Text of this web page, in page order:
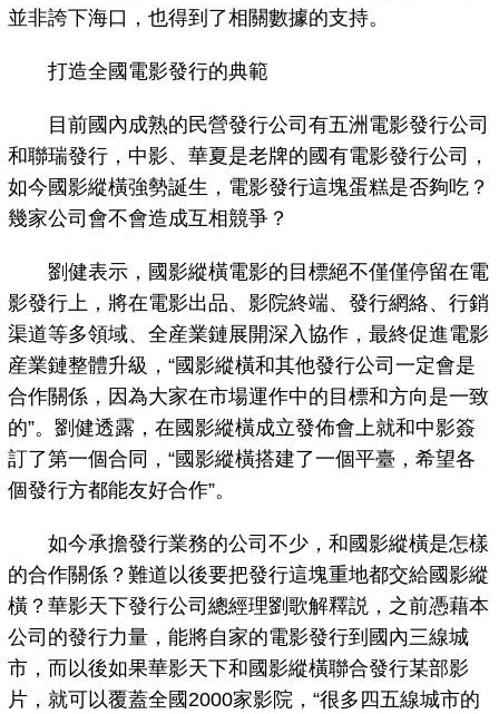
並非誇下海口，也得到了相關數據的支持。
打造全國電影發行的典範
目前國內成熟的民營發行公司有五洲電影發行公司
和聯瑞發行，中影、華夏是老牌的國有電影發行公司，
如今國影縱橫強勢誕生，電影發行這塊蛋糕是否夠吃？
幾家公司會不會造成互相競爭？
劉健表示，國影縱橫電影的目標絕不僅僅停留在電
影發行上，將在電影出品、影院終端、發行網絡、行銷
渠道等多領域、全産業鏈展開深入協作，最終促進電影
産業鏈整體升級，“國影縱橫和其他發行公司一定會是
合作關係，因為大家在市場運作中的目標和方向是一致
的”。劉健透露，在國影縱橫成立發佈會上就和中影簽
訂了第一個合同，“國影縱橫搭建了一個平臺，希望各
個發行方都能友好合作”。
如今承擔發行業務的公司不少，和國影縱橫是怎樣
的合作關係？難道以後要把發行這塊重地都交給國影縱
橫？華影天下發行公司總經理劉歌解釋説，之前憑藉本
公司的發行力量，能將自家的電影發行到國內三線城
市，而以後如果華影天下和國影縱橫聯合發行某部影
片，就可以覆蓋全國2000家影院，“很多四五線城市的